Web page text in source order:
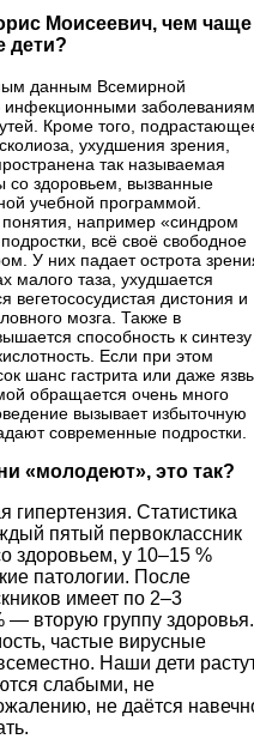
Моисеевич, чем чаще
дети?
данным Всемирной
инфекционными
Кроме того,
ухудшения зрения,
так называемая
здоровьем, вызванные
учебной программой.
например «синдром
всё своё свободное
У них падает острота
малого таза, ухудшается
вегетососудистая дистония и
мозга. Также в
способность к синтезу
Если при этом
шанс гастрита или даже
обращается очень много
вызывает избыточную
современные подростки.
«молодеют», это так?
Статистика
пятый первоклассник
здоровьем, у 10–15 %
патологии. После
имеет по 2–3
— вторую группу здоровья.
частые вирусные
Наши дети
слабыми, не
не даётся